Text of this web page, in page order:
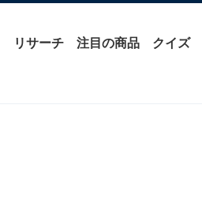
リサーチ 注目の商品 クイズ